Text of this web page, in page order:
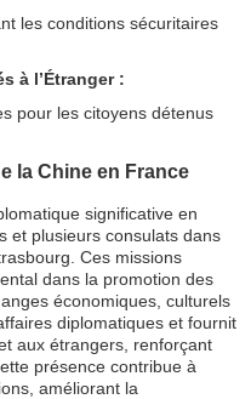
les conditions sécuritaires
à l’Étranger :
pour les citoyens détenus
la Chine en France
significative en
et plusieurs consulats dans
Ces missions
dans la promotion des
économiques, culturels
diplomatiques et fournit
aux étrangers, renforçant
présence contribue à
améliorant la